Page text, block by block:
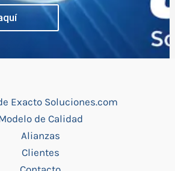
Exacto Soluciones.com
de Calidad
Alianzas
Clientes